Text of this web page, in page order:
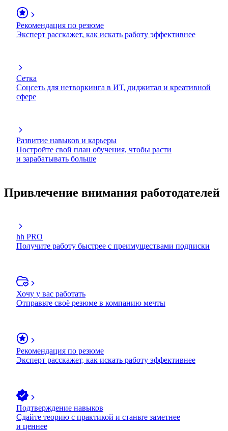
Рекомендация по резюме
Эксперт расскажет, как искать работу эффективнее
Сетка
Соцсеть для нетворкинга в ИТ, диджитал и креативной
сфере
Развитие навыков и карьеры
Постройте свой план обучения, чтобы расти
и зарабатывать больше
Привлечение внимания работодателей
hh PRO
Получите работу быстрее с преимуществами подписки
Хочу у вас работать
Отправьте своё резюме в компанию мечты
Рекомендация по резюме
Эксперт расскажет, как искать работу эффективнее
Подтверждение навыков
Сдайте теорию с практикой и станьте заметнее
и ценнее